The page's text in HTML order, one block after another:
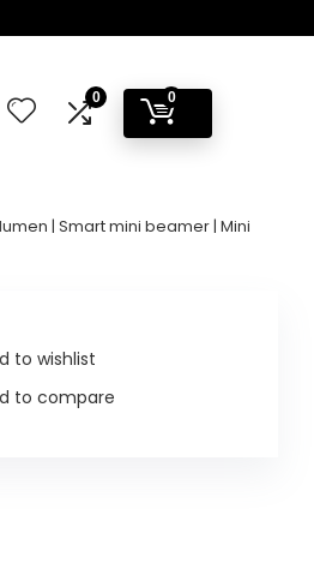
0 0
| Smart mini beamer | Mini
to wishlist
to compare